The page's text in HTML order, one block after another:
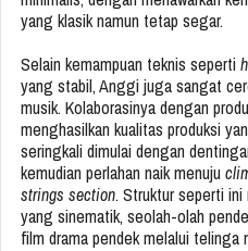
yang klasik namun tetap segar.
Selain kemampuan teknis seperti
yang stabil, Anggi juga sangat
musik. Kolaborasinya dengan
menghasilkan kualitas produksi
seringkali dimulai dengan
kemudian perlahan naik menuju
strings section. Struktur seperti ini
yang sinematik, seolah-olah
film drama pendek melalui telinga